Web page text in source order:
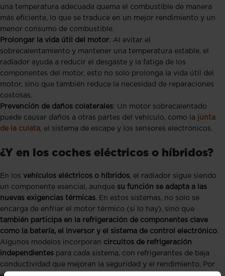
una temperatura adecuada quema el combustible de manera
más eficiente, lo que se traduce en un mejor rendimiento y un
menor consumo de combustible.
Prolongar la vida útil del motor: Al evitar el
sobrecalentamiento y mantener una temperatura estable, el
radiador ayuda a reducir el desgaste y la fatiga de los
componentes del motor, esto no solo prolonga la vida útil del
motor, sino que también reduce la necesidad de reparaciones
costosas.
Prevención de daños colaterales: Un motor sobrecalentado
puede causar daños a otras partes del vehículo, como la junta
de la culata, el sistema de escape y los sensores electrónicos.
¿Y en los coches eléctricos o híbridos?
En los vehículos eléctricos o híbridos, el radiador sigue siendo
un componente esencial, aunque su función se adapta a las
nuevas exigencias térmicas. En estos sistemas, no solo se
encarga de enfriar el motor térmico (si lo hay), sino que
también participa en la refrigeración de componentes clave
como la batería, el inversor y el sistema de control electrónico.
Algunos modelos incorporan circuitos de refrigeración
independientes para cada sistema, con refrigerantes de baja
conductividad que mejoran la seguridad y el rendimiento. Por